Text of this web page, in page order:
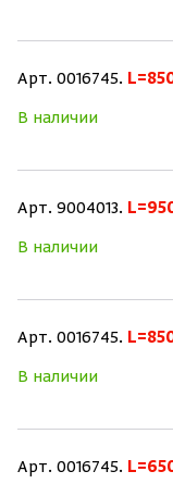
Арт. 0016745.
В наличии
Арт. 9004013.
В наличии
Арт. 0016745.
В наличии
Арт. 0016745.